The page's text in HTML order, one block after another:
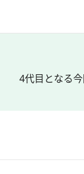
4代目となる